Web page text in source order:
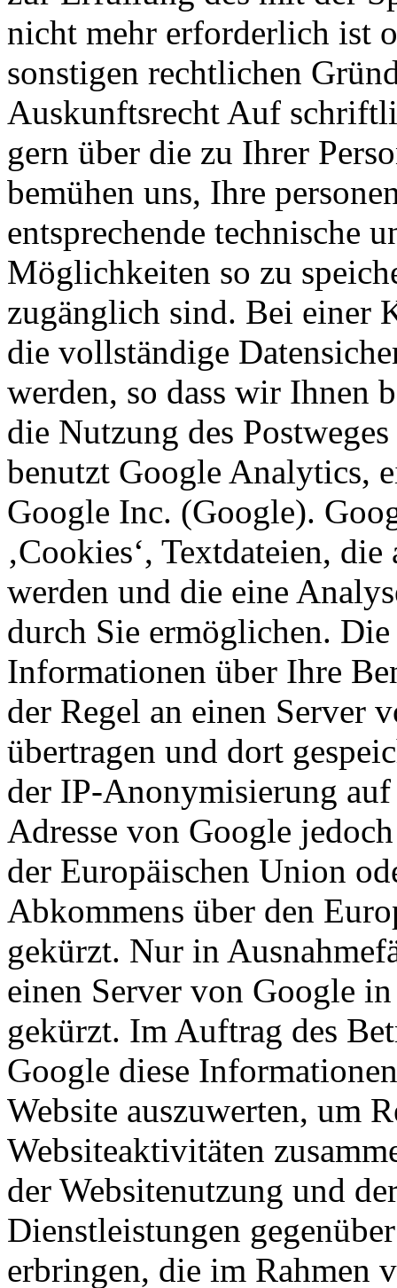
nicht mehr erforderlich ist
sonstigen rechtlichen
Auskunftsrecht Auf
gern über die zu Ihrer
bemühen uns, Ihre
entsprechende technische
Möglichkeiten so zu
zugänglich sind. Bei einer
die vollständige
werden, so dass wir Ihnen
die Nutzung des
benutzt Google Analytics,
Google Inc. (Google).
‚Cookies‘, Textdateien,
werden und die eine
durch Sie ermöglichen.
Informationen über Ihre
der Regel an einen Server
übertragen und dort
der IP-Anonymisierung
Adresse von Google
der Europäischen Union
Abkommens über den
gekürzt. Nur in
einen Server von Google
gekürzt. Im Auftrag des
Google diese
Website auszuwerten, um
Websiteaktivitäten
der Websitenutzung und
Dienstleistungen
erbringen, die im Rahmen